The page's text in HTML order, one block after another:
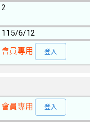
2
115/6/12
會員專用 登入
會員專用 登入